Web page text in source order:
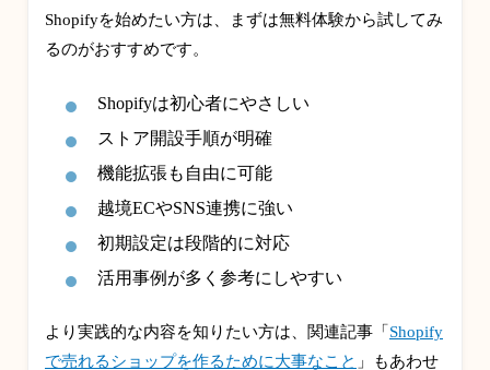
Shopifyを始めたい方は、まずは無料体験から試してみ
るのがおすすめです。
Shopifyは初心者にやさしい
ストア開設手順が明確
機能拡張も自由に可能
越境ECやSNS連携に強い
初期設定は段階的に対応
活用事例が多く参考にしやすい
より実践的な内容を知りたい方は、関連記事「 Shopify
で売れるショップを作るために大事なこと 」もあわせ